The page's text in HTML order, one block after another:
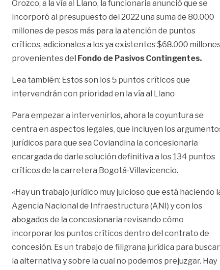
Orozco, a la vía al Llano, la funcionaria anunció que se
incorporó al presupuesto del 2022 una suma de 80.000
millones de pesos más para la atención de puntos
críticos, adicionales a los ya existentes $68.000
provenientes del Fondo de Pasivos Contingentes.
Lea también: Estos son los 5 puntos críticos que
intervendrán con prioridad en la vía al Llano
Para empezar a intervenirlos, ahora la coyuntura se
centra en aspectos legales, que incluyen los
jurídicos para que sea Coviandina la concesionaria
encargada de darle solución definitiva a los 134 puntos
críticos de la carretera Bogotá-Villavicencio.
«Hay un trabajo jurídico muy juicioso que está haciendo
Agencia Nacional de Infraestructura (ANI) y con los
abogados de la concesionaria revisando cómo
incorporar los puntos críticos dentro del contrato de
concesión. Es un trabajo de filigrana jurídica para buscar
la alternativa y sobre la cual no podemos prejuzgar. Hay